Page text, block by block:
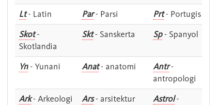
Lt- Latin Par- Parsi Prt- Portugis
Skot-
Skotlandia
Skt- Sanskerta Sp- Spanyol
Yn- Yunani Anat- anatomi Antr-
antropologi
Ark- Arkeologi Ars- arsitektur Astrol-